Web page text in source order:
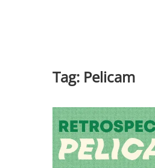
Tag: Pelicam